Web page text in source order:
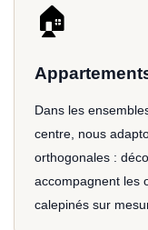
🏠
Dans les
centre, nous
orthogonales :
accompagnent les
calepinés sur